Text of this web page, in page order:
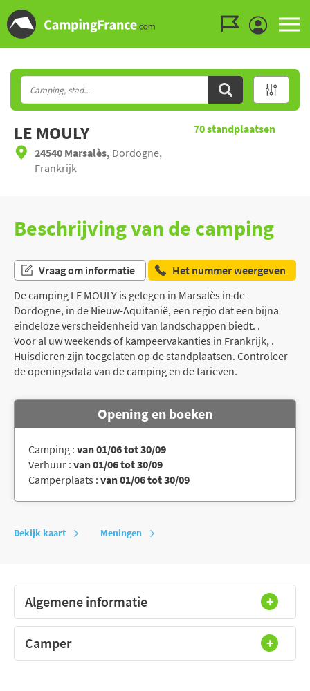
LE MOULY
24540 Marsalès, Dordogne,
Frankrijk
70standplaatsen
Beschrijving van de camping
Vraag om informatie
Het nummer weergeven
De camping LE MOULY is gelegen in Marsalès in de
Dordogne, in de Nieuw-Aquitanië, een regio dat een bijna
eindeloze verscheidenheid van landschappen biedt. .
Voor al uw weekends of kampeervakanties in Frankrijk, .
Huisdieren zijn toegelaten op de standplaatsen. Controleer
de openingsdata van de camping en de tarieven.
Opening en boeken
Camping : van 01/06 tot 30/09
Verhuur : van 01/06 tot 30/09
Camperplaats : van 01/06 tot 30/09
Bekijk kaart Meningen
Algemene informatie
Camper